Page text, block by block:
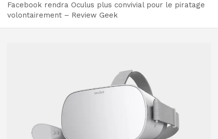
Facebook rendra Oculus plus convivial pour le piratage
volontairement – ​​Review Geek